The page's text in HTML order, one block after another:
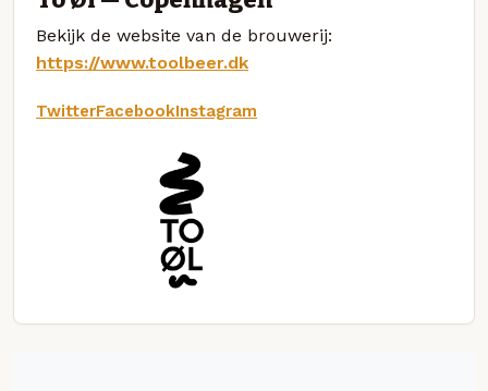
Bekijk de website van de brouwerij:
https://www.toolbeer.dk
TwitterFacebookInstagram